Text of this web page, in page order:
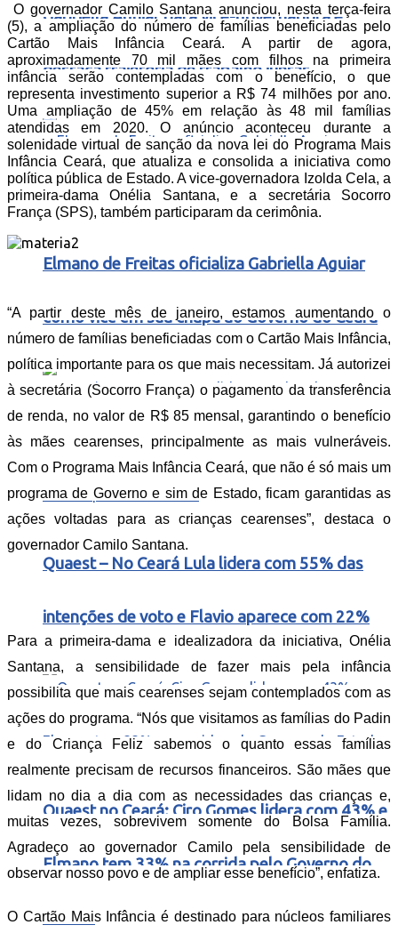
Gabriella Aguiar para vice-governadora e
destaca trajetória de trabalho juntas
Elmano de Freitas oficializa Gabriella Aguiar
como vice em sua chapa ao Governo do Ceará
Quaest – No Ceará Lula lidera com 55% das
intenções de voto e Flavio aparece com 22%
Quaest no Ceará: Ciro Gomes lidera com 43% e
Elmano tem 33% na corrida pelo Governo do
Estado
O governador Camilo Santana anunciou, nesta terça-feira
(5), a ampliação do número de famílias beneficiadas pelo
Cartão Mais Infância Ceará. A partir de agora,
aproximadamente 70 mil mães com filhos na primeira
infância serão contempladas com o benefício, o que
representa investimento superior a R$ 74 milhões por ano.
Uma ampliação de 45% em relação às 48 mil famílias
atendidas em 2020. O anúncio aconteceu durante a
solenidade virtual de sanção da nova lei do Programa Mais
Infância Ceará, que atualiza e consolida a iniciativa como
política pública de Estado. A vice-governadora Izolda Cela, a
primeira-dama Onélia Santana, e a secretária Socorro
França (SPS), também participaram da cerimônia.
“A partir deste mês de janeiro, estamos aumentando o
número de famílias beneficiadas com o Cartão Mais Infância,
política importante para os que mais necessitam. Já autorizei
à secretária (Socorro França) o pagamento da transferência
de renda, no valor de R$ 85 mensal, garantindo o benefício
às mães cearenses, principalmente as mais vulneráveis.
Com o Programa Mais Infância Ceará, que não é só mais um
programa de Governo e sim de Estado, ficam garantidas as
ações voltadas para as crianças cearenses”, destaca o
governador Camilo Santana.
Para a primeira-dama e idealizadora da iniciativa, Onélia
Santana, a sensibilidade de fazer mais pela infância
possibilita que mais cearenses sejam contemplados com as
ações do programa. “Nós que visitamos as famílias do Padin
e do Criança Feliz sabemos o quanto essas famílias
realmente precisam de recursos financeiros. São mães que
lidam no dia a dia com as necessidades das crianças e,
muitas vezes, sobrevivem somente do Bolsa Família.
Agradeço ao governador Camilo pela sensibilidade de
observar nosso povo e de ampliar esse benefício”, enfatiza.
O Cartão Mais Infância é destinado para núcleos familiares